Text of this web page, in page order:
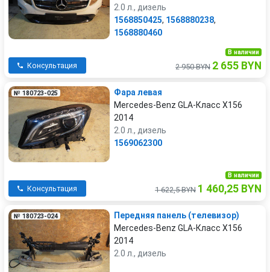
2.0 л., дизель
1568850425, 1568880238,
1568880460
Консультация
В наличии
2 950 BYN 2 655 BYN
№ 180723-025
Фара левая
Mercedes-Benz GLA-Класс X156
2014
2.0 л., дизель
1569062300
Консультация
В наличии
1 622,5 BYN 1 460,25 BYN
№ 180723-024
Передняя панель (телевизор)
Mercedes-Benz GLA-Класс X156
2014
2.0 л., дизель